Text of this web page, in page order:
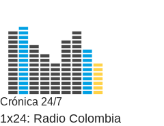
Crónica 24/7
1x24: Radio Colombia